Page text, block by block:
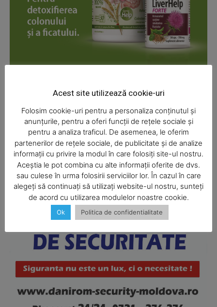
News Week
Magazine PRO
SUBSCRIBE NOW
Company
About
Subscription Plans
Acest site utilizează cookie-uri
Folosim cookie-uri pentru a personaliza conținutul și
anunțurile, pentru a oferi funcții de rețele sociale și
pentru a analiza traficul. De asemenea, le oferim
partenerilor de rețele sociale, de publicitate și de analize
informații cu privire la modul în care folosiți site-ul nostru.
Aceștia le pot combina cu alte informații oferite de dvs.
sau culese în urma folosirii serviciilor lor. În cazul în care
alegeți să continuați să utilizați website-ul nostru, sunteți
de acord cu utilizarea modulelor noastre cookie.
Ok Politica de confidentialitate